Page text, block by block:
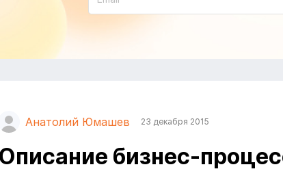
Анатолий Юмашев 23 декабря 2015
Описание бизнес-